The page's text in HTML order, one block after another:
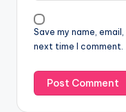
Save my name,
next time I comment.